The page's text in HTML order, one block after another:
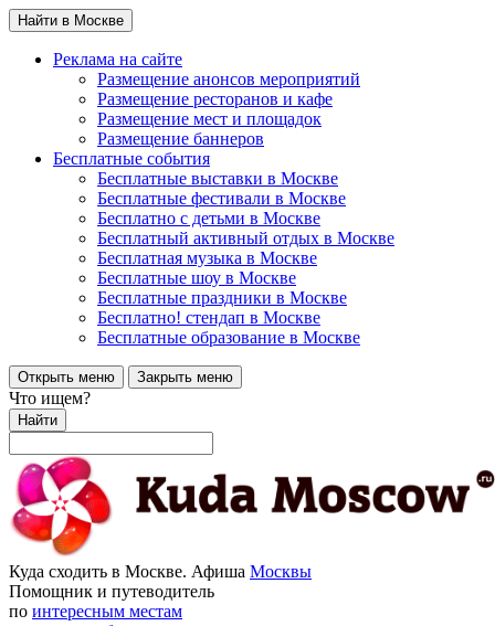
Найти в Москве
Реклама на сайте
Размещение анонсов мероприятий
Размещение ресторанов и кафе
Размещение мест и площадок
Размещение баннеров
Бесплатные события
Бесплатные выставки в Москве
Бесплатные фестивали в Москве
Бесплатно с детьми в Москве
Бесплатный активный отдых в Москве
Бесплатная музыка в Москве
Бесплатные шоу в Москве
Бесплатные праздники в Москве
Бесплатно! стендап в Москве
Бесплатные образование в Москве
Открыть меню Закрыть меню
Что ищем?
Найти
Куда сходить в Москве. Афиша Москвы
Помощник и путеводитель
по интересным местам